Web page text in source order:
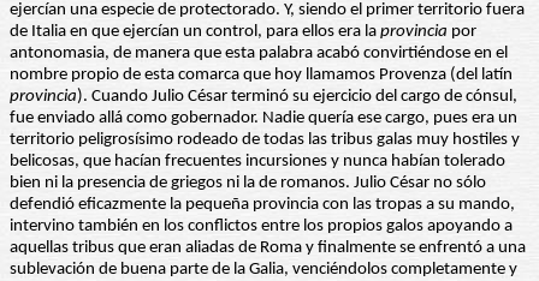
ejercían una especie de protectorado. Y, siendo el primer territorio fuera
de Italia en que ejercían un control, para ellos era la provincia por
antonomasia, de manera que esta palabra acabó convirtiéndose en el
nombre propio de esta comarca que hoy llamamos Provenza (del latín
provincia). Cuando Julio César terminó su ejercicio del cargo de cónsul,
fue enviado allá como gobernador. Nadie quería ese cargo, pues era un
territorio peligrosísimo rodeado de todas las tribus galas muy hostiles y
belicosas, que hacían frecuentes incursiones y nunca habían tolerado
bien ni la presencia de griegos ni la de romanos. Julio César no sólo
defendió eficazmente la pequeña provincia con las tropas a su mando,
intervino también en los conflictos entre los propios galos apoyando a
aquellas tribus que eran aliadas de Roma y finalmente se enfrentó a una
sublevación de buena parte de la Galia, venciéndolos completamente y